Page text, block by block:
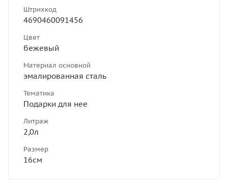
Штрихкод
4690460091456
Цвет
бежевый
Материал основной
эмалированная сталь
Тематика
Подарки для нее
Литраж
2,0л
Размер
16см